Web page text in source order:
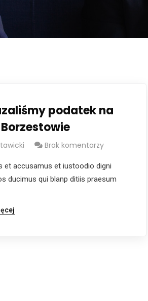
podatek na
Borzestowie
Brak komentarzy
et accusamus et iustoodio digni
ducimus qui blanp ditiis praesum